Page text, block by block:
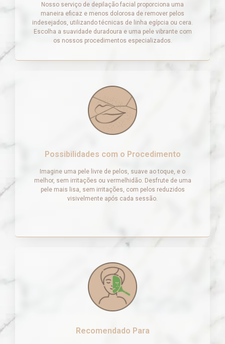
Nosso serviço de depilação facial proporciona uma
maneira eficaz e menos dolorosa de remover pelos
indesejados, utilizando técnicas de linha egípcia ou cera.
Escolha a suavidade duradoura e uma pele vibrante com
os nossos procedimentos especializados.
Possibilidades com o Procedimento
Imagine uma pele livre de pelos, suave ao toque, e o
melhor, sem irritações ou vermelhidão. Desfrute de uma
pele mais lisa, sem irritações, com pelos reduzidos
visivelmente após cada sessão.
Recomendado Para